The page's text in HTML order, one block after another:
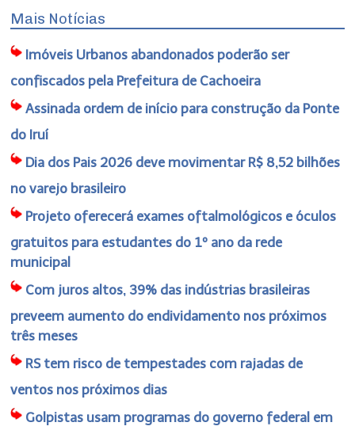
Mais Notícias
Imóveis Urbanos abandonados poderão ser
confiscados pela Prefeitura de Cachoeira
Assinada ordem de início para construção da Ponte
do Iruí
Dia dos Pais 2026 deve movimentar R$ 8,52 bilhões
no varejo brasileiro
Projeto oferecerá exames oftalmológicos e óculos
gratuitos para estudantes do 1º ano da rede
municipal
Com juros altos, 39% das indústrias brasileiras
preveem aumento do endividamento nos próximos
três meses
RS tem risco de tempestades com rajadas de
ventos nos próximos dias
Golpistas usam programas do governo federal em